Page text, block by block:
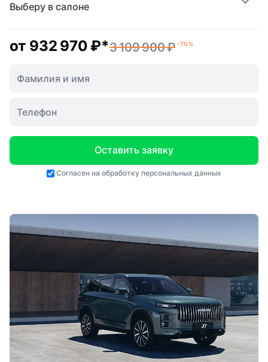
Выберу в салоне
от 932 970 ₽*3 109 900 ₽ –70 %
Оставить заявку
Согласен на обработку персональных данных